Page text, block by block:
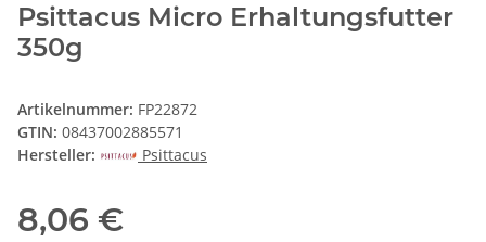
Psittacus Micro Erhaltungsfutter
350g
Artikelnummer: FP22872
GTIN: 08437002885571
Hersteller:
Psittacus
8,06 €